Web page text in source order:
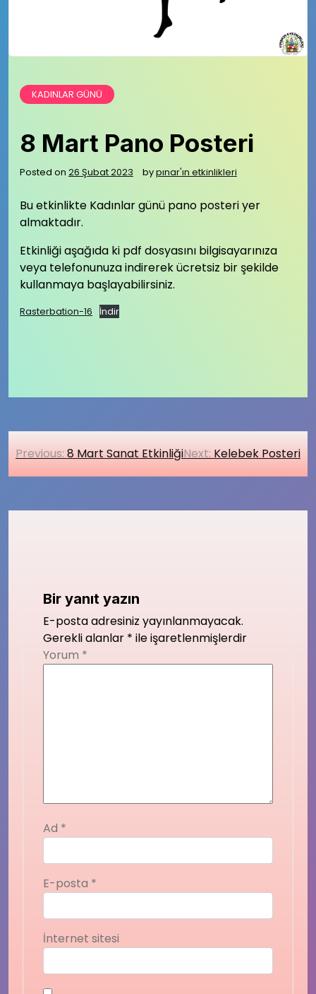
KADINLAR GÜNÜ
8 Mart Pano Posteri
Posted on 26 Şubat 2023 bypınar'ın etkinlikleri
Bu etkinlikte Kadınlar günü pano posteri yer
almaktadır.
Etkinliği aşağıda ki pdf dosyasını bilgisayarınıza
veya telefonunuza indirerek ücretsiz bir şekilde
kullanmaya başlayabilirsiniz.
Rasterbation-16 İndir
Yazı
gezinmesi
Previous: 8 Mart Sanat EtkinliğiNext: Kelebek Posteri
Bir yanıt yazın
E-posta adresiniz yayınlanmayacak.
Gerekli alanlar * ile işaretlenmişlerdir
Yorum *
Ad *
E-posta *
İnternet sitesi